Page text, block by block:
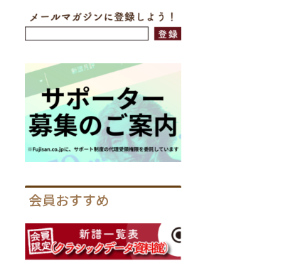
会員おすすめ